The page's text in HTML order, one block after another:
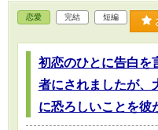
恋愛 完結 短編
初恋のひとに告白を
者にされましたが、
に恐ろしいことを彼